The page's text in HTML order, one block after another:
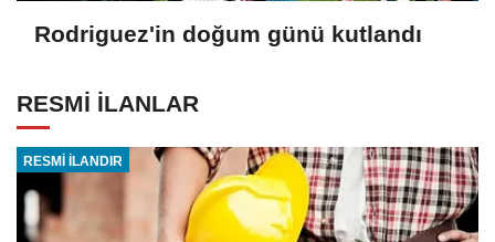
Rodriguez'in doğum günü kutlandı
RESMİ İLANLAR
RESMİ İLANDIR